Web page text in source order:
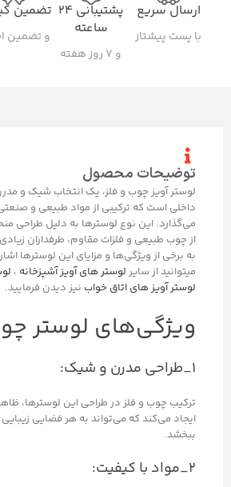
ارسال سریع
با پست پیشتاز
پشتیبانی ۲۴
ساعته
و ۷ روز هفته
تضمین
و تضمین
توضیحات محصول
لوستر آویز چوب و فلز، یک انتخاب شیک و
داخلی است که ترکیبی از مواد طبیعی و
می‌گذارد. این نوع لوسترها به دلیل طراحی
از چوب طبیعی و فلزات مقاوم، طرفداران زیادی
به برخی از ویژگی‌ها و مزایای این لوسترها
میتوانید از سایر لوستر های آویز آشپزخانه ،
لوستر آویز های اتاق خواب نیز دیدن فرمایید.
ویژگی‌های لوستر
۱_طراحی مدرن و شیک:
ترکیب چوب و فلز در طراحی این لوسترها،
ایجاد می‌کند که می‌تواند به هر فضایی
ببخشد.
۲_مواد با کیفیت: